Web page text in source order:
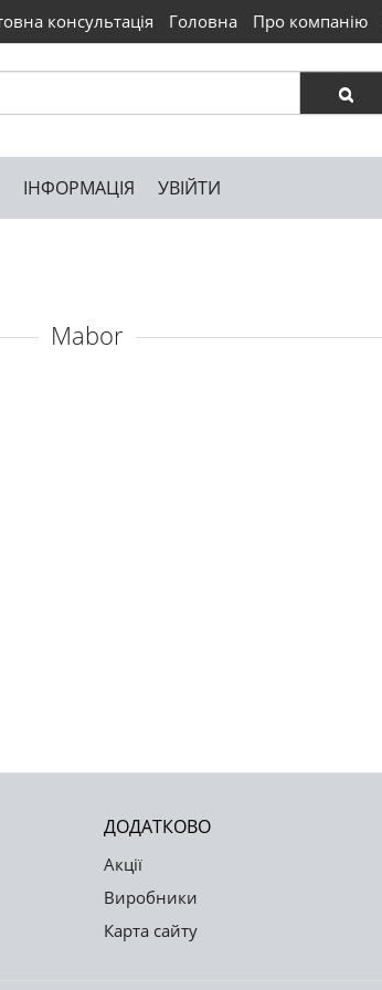
консультація Головна Про компанію
ІНФОРМАЦІЯ УВІЙТИ
Mabor
ДОДАТКОВО
Акції
Виробники
Карта сайту